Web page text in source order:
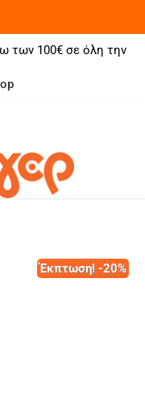
των 100€ σε όλη την
Έκπτωση! -20%